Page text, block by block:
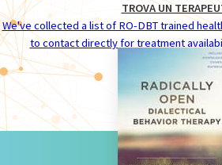
TROVA UN
We've collected a list of RO-DBT trained
to contact directly for treatment